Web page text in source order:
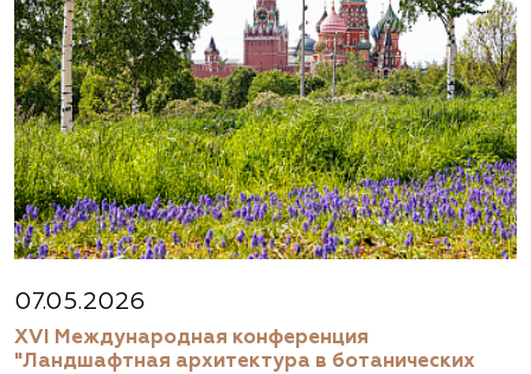
07.05.2026
XVI Международная конференция
"Ландшафтная архитектура в ботанических